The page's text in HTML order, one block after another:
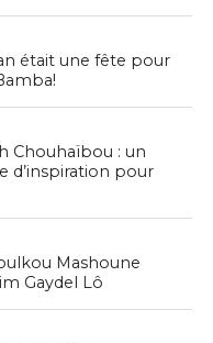
était une fête pour
Chouhaïbou : un
d’inspiration pour
Mashoune
Gaydel Lô